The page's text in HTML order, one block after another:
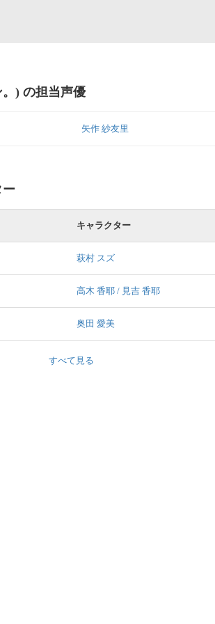
) の担当声優
矢作 紗友里
ー
キャラクター
萩村 スズ
高木 香耶 / 見吉 香耶
奥田 愛美
すべて見る